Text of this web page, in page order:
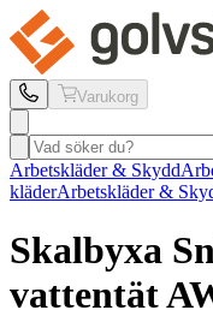
Varukorg
Arbetskläder & Skydd
kläderArbetskläder &
Skalbyxa
vattentät